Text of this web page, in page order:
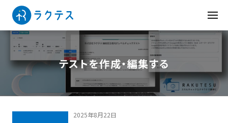
テストを作成・編集する
2025年8月22日